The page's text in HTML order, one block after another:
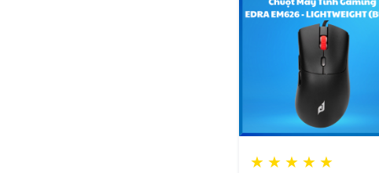
★ ★ ★ ★ ★